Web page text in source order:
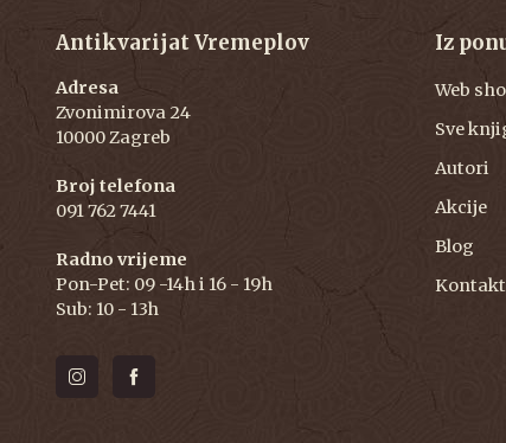
Antikvarijat Vremeplov
Adresa
Zvonimirova 24
10000 Zagreb
Broj telefona
091 762 7441
Radno vrijeme
Pon-Pet: 09 -14h i 16 - 19h
Sub: 10 - 13h
Iz
Web
Sve
Autori
Akcije
Blog
Kontakt